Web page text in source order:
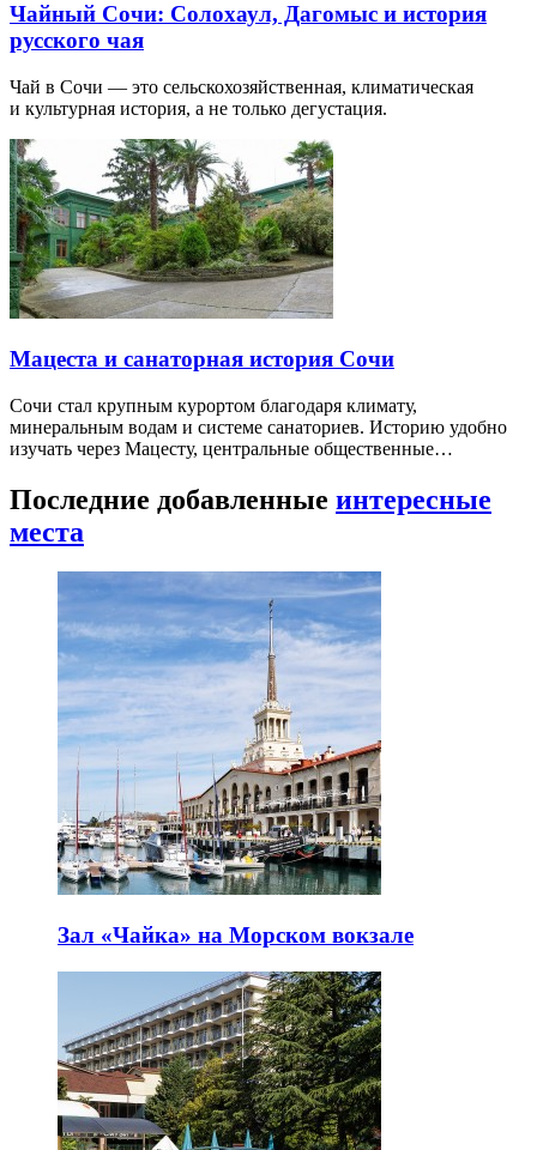
Чайный Сочи: Солохаул, Дагомыс и история
русского чая
Чай в Сочи — это сельскохозяйственная, климатическая
и культурная история, а не только дегустация.
Мацеста и санаторная история Сочи
Сочи стал крупным курортом благодаря климату,
минеральным водам и системе санаториев. Историю удобно
изучать через Мацесту, центральные общественные…
Последние добавленные интересные
места
Зал «Чайка» на Морском вокзале